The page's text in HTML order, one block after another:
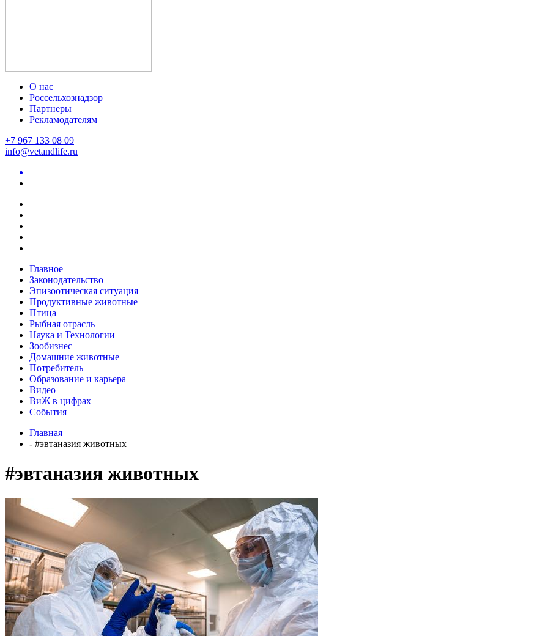
О нас
Россельхознадзор
Партнеры
Рекламодателям
+7 967 133 08 09
info@vetandlife.ru
Главное
Законодательство
Эпизоотическая ситуация
Продуктивные животные
Птица
Рыбная отрасль
Наука и Технологии
Зообизнес
Домашние животные
Потребитель
Образование и карьера
Видео
ВиЖ в цифрах
События
Главная
- #эвтаназия животных
#эвтаназия животных